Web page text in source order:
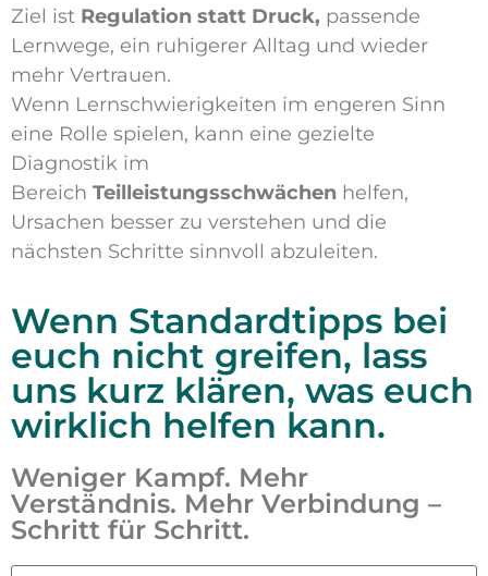
Ziel ist Regulation statt Druck, passende
Lernwege, ein ruhigerer Alltag und wieder
mehr Vertrauen.
Wenn Lernschwierigkeiten im engeren Sinn
eine Rolle spielen, kann eine gezielte
Diagnostik im
Bereich Teilleistungsschwächen helfen,
Ursachen besser zu verstehen und die
nächsten Schritte sinnvoll abzuleiten.
Wenn Standardtipps bei
euch nicht greifen, lass
uns kurz klären, was euch
wirklich helfen kann.
Weniger Kampf. Mehr
Verständnis. Mehr Verbindung –
Schritt für Schritt.